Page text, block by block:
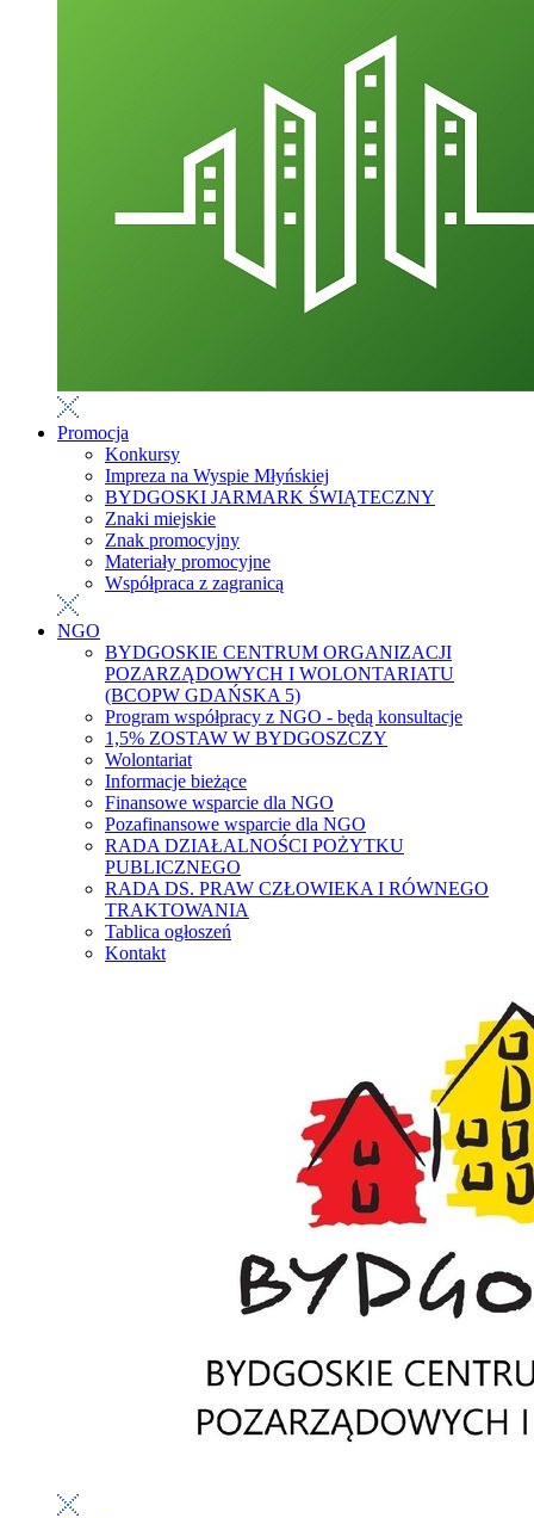
Promocja
Konkursy
Impreza na Wyspie Młyńskiej
BYDGOSKI JARMARK ŚWIĄTECZNY
Znaki miejskie
Znak promocyjny
Materiały promocyjne
Współpraca z zagranicą
NGO
BYDGOSKIE CENTRUM ORGANIZACJI
POZARZĄDOWYCH I WOLONTARIATU
(BCOPW GDAŃSKA 5)
Program współpracy z NGO - będą konsultacje
1,5% ZOSTAW W BYDGOSZCZY
Wolontariat
Informacje bieżące
Finansowe wsparcie dla NGO
Pozafinansowe wsparcie dla NGO
RADA DZIAŁALNOŚCI POŻYTKU
PUBLICZNEGO
RADA DS. PRAW CZŁOWIEKA I RÓWNEGO
TRAKTOWANIA
Tablica ogłoszeń
Kontakt